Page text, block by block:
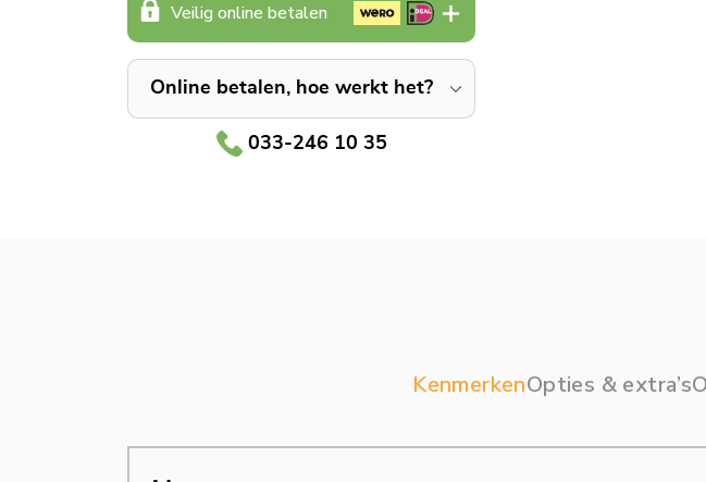
Veilig online betalen
Online betalen, hoe werkt het?
033-246 10 35
KenmerkenOpties & extra’s